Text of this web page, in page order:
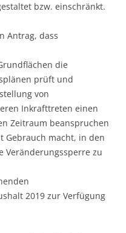
bzw. einschränkt.
Antrag, dass
die
prüft und
von
Inkrafttreten einen
Zeitraum beanspruchen
Gebrauch macht, in den
Veränderungssperre zu
2019 zur Verfügung